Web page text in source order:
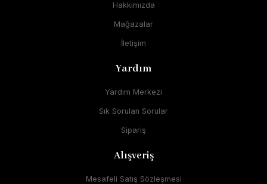
Hakkımızda
Mağazalar
İletişim
Yardım
Yardım Merkezi
Sık Sorulan Sorular
Sipariş
Alışveriş
Mesafeli Satış Sözleşmesi